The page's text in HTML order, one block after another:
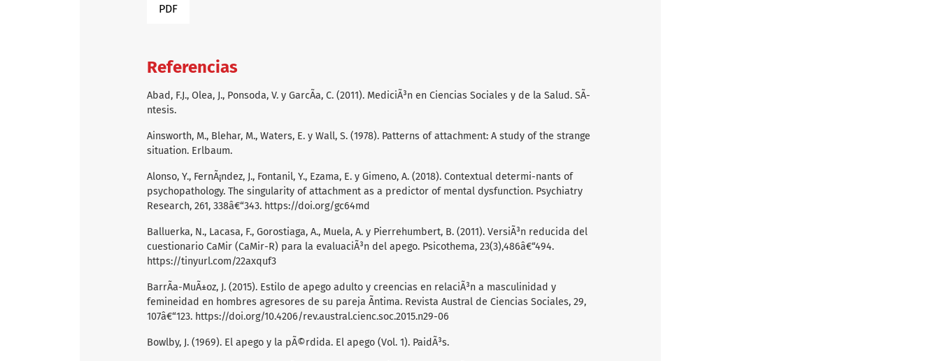
PDF
Referencias
Abad, F.J., Olea, J., Ponsoda, V. y GarcÃ­a, C. (2011). MediciÃ³n en Ciencias Sociales y de la Salud. SÃ­
ntesis.
Ainsworth, M., Blehar, M., Waters, E. y Wall, S. (1978). Patterns of attachment: A study of the strange
situation. Erlbaum.
Alonso, Y., FernÃ¡ndez, J., Fontanil, Y., Ezama, E. y Gimeno, A. (2018). Contextual determi-nants of
psychopathology. The singularity of attachment as a predictor of mental dysfunction. Psychiatry
Research, 261, 338â€“343. https://doi.org/gc64md
Balluerka, N., Lacasa, F., Gorostiaga, A., Muela, A. y Pierrehumbert, B. (2011). VersiÃ³n reducida del
cuestionario CaMir (CaMir-R) para la evaluaciÃ³n del apego. Psicothema, 23(3),486â€“494.
https://tinyurl.com/22axquf3
BarrÃ­a-MuÃ±oz, J. (2015). Estilo de apego adulto y creencias en relaciÃ³n a masculinidad y
femineidad en hombres agresores de su pareja Ã­ntima. Revista Austral de Ciencias Sociales, 29,
107â€“123. https://doi.org/10.4206/rev.austral.cienc.soc.2015.n29-06
Bowlby, J. (1969). El apego y la pÃ©rdida. El apego (Vol. 1). PaidÃ³s.